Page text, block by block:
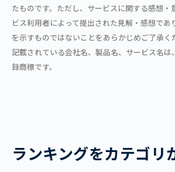
たものです。ただし、サービスに関する感想・
ビス利用者によって提出された見解・感想であ
を示すものではないことをあらかじめご了承く
記載されている会社名、製品名、サービス名
録商標です。
ランキングをカテゴリ